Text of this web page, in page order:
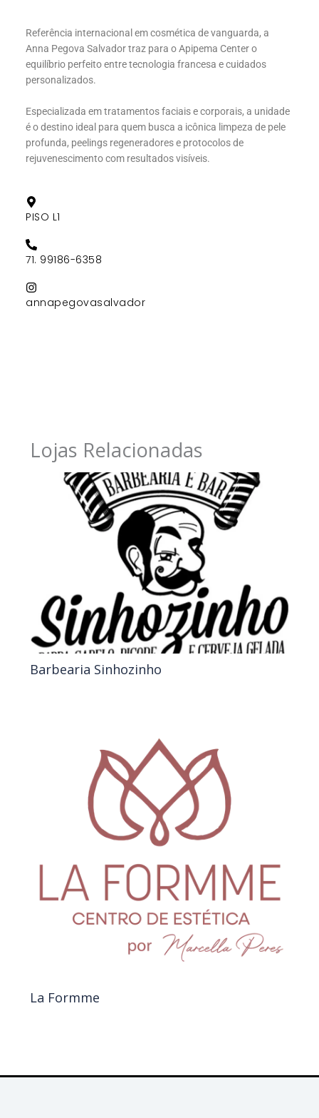
Referência internacional emcosmética de vanguarda, a
Anna Pegova Salvadortraz para oApipema Centero
equilíbrio perfeito entre tecnologia francesa e cuidados
personalizados.
Especializada em tratamentos faciais e corporais, a unidade
é o destino ideal para quem busca a icônica limpeza de pele
profunda, peelings regeneradores e protocolos de
rejuvenescimento com resultados visíveis.
PISO L1
71. 99186-6358
annapegovasalvador
Lojas Relacionadas
Barbearia Sinhozinho
La Formme